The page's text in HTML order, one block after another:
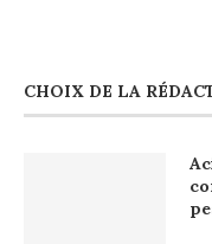
CHOIX DE LA